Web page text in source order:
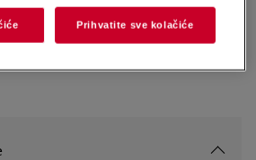
upozorenja prema EU regulativi
u poglavljima 1 i 2 korisničkog priručnika.
proizvoda pročitajte cijeli korisnički
Prihvatite sve kolačiće